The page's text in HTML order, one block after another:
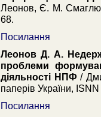
Леонов, Є. М.
68.
Посилання
Леонов Д. А.
проблеми
діяльності НПФ /
паперів України,
Посилання